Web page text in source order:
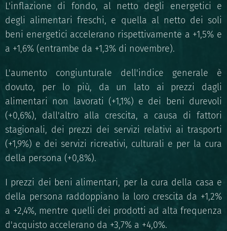
L'inflazione di fondo, al netto degli energetici e
degli alimentari freschi, e quella al netto dei soli
beni energetici accelerano rispettivamente a +1,5% e
a +1,6% (entrambe da +1,3% di novembre).
L'aumento congiunturale dell'indice generale è
dovuto, per lo più, da un lato ai prezzi dagli
alimentari non lavorati (+1,1%) e dei beni durevoli
(+0,6%), dall'altro alla crescita, a causa di fattori
stagionali, dei prezzi dei servizi relativi ai trasporti
(+1,9%) e dei servizi ricreativi, culturali e per la cura
della persona (+0,8%).
I prezzi dei beni alimentari, per la cura della casa e
della persona raddoppiano la loro crescita da +1,2%
a +2,4%, mentre quelli dei prodotti ad alta frequenza
d'acquisto accelerano da +3,7% a +4,0%.